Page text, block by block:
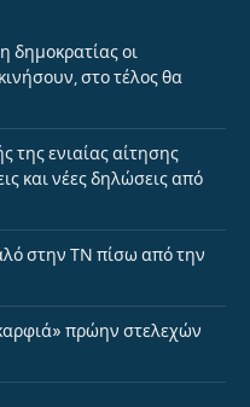
οι
στο τέλος θα
της ενιαίας αίτησης
και νέες δηλώσεις από
στην ΤΝ πίσω από την
πρώην στελεχών